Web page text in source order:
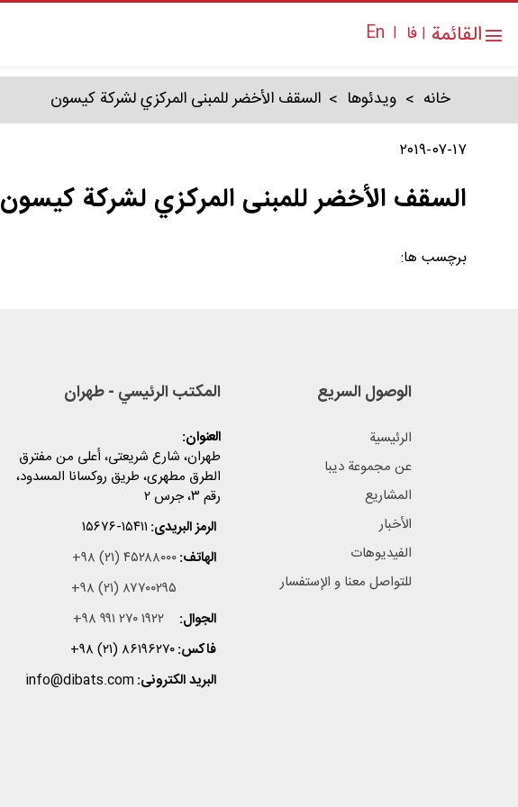
القائمة | فا |
En
خانه ویدئوها السقف الأخضر للمبنى المركزي لشركة کیسون
۲۰۱۹-۰۷-۱۷
السقف الأخضر للمبنى المركزي لشركة کیسون
برچسب ها:
الوصول السریع
الرئیسیة
عن مجموعة دیبا
المشاریع
الأخبار
الفیدیوهات
للتواصل معنا و الإستفسار
المكتب الرئيسي - طهران
العنوان:
طهران، شارع شریعتی، أعلی من مفترق
الطرق مطهری، طریق روکسانا المسدود،
رقم ۳، جرس ۲
الرمز البریدی: ۱۵۶۷۶-۱۵۴۱۱
الهاتف:+۹۸ (۲۱) ۴۵۲۸۸۰۰۰
+۹۸ (۲۱) ۸۷۷۰۰۲۹۵
الجوال:
+۹۸ ۹۹۱ ۲۷۰ ۱۹۲۲
فاکس:+۹۸ (۲۱) ۸۶۱۹۶۲۷۰
البرید الکترونی: info@dibats.com